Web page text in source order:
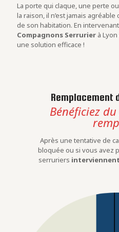
La porte qui claque, une perte
la raison, il n’est jamais
de son habitation. En
Compagnons Serrurier à
une solution efficace !
Remplacement
Bénéficiez
Après une tentative de
bloquée ou si vous avez
serruriers